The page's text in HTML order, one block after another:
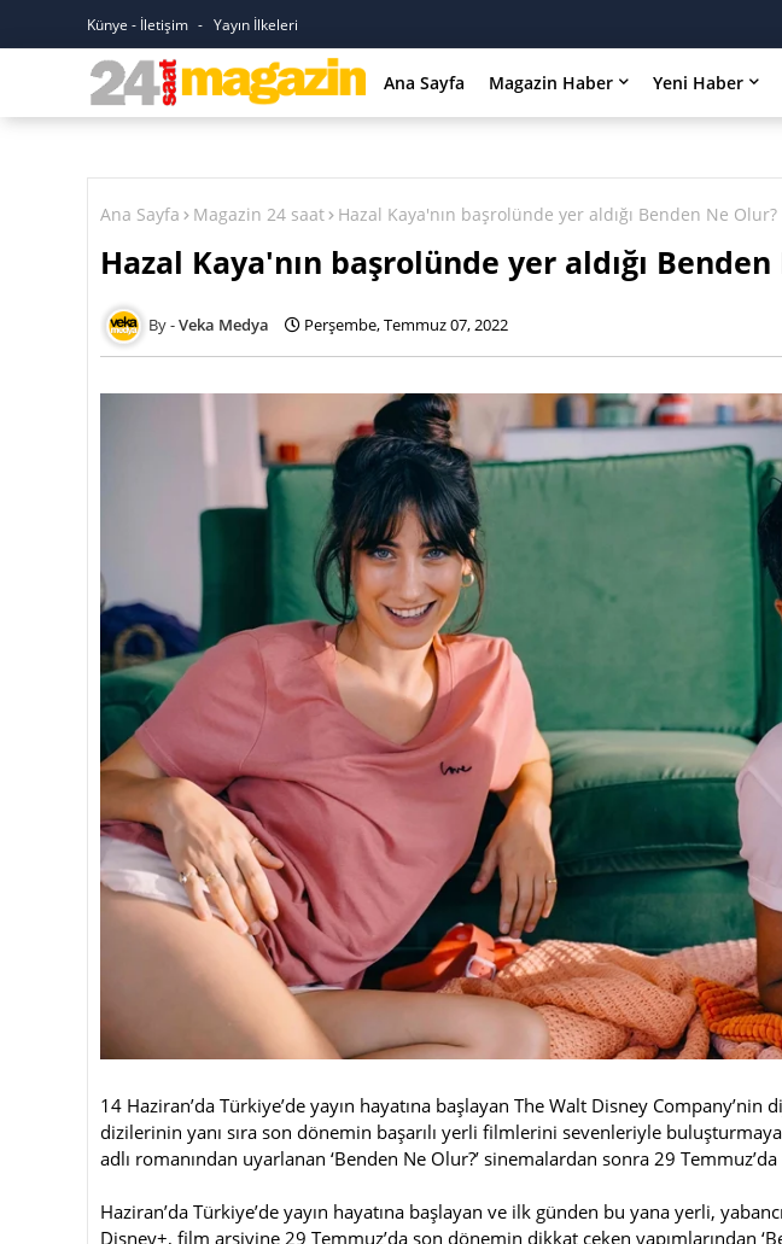
Künye - İletişim Yayın İlkeleri
Ana Sayfa Magazin Haber Yeni Haber
Ana Sayfa Magazin 24 saat Hazal Kaya'nın başrolünde yer aldığı Benden Ne Olur?
Hazal Kaya'nın başrolünde yer aldığı
Veka Medya Perşembe, Temmuz 07, 2022
14 Haziran’da Türkiye’de yayın hayatına başlayan The Walt Disney
dizilerinin yanı sıra son dönemin başarılı yerli filmlerini sevenleriyle buluşturmaya
adlı romanından uyarlanan ‘Benden Ne Olur?’ sinemalardan sonra 29
Haziran’da Türkiye’de yayın hayatına başlayan ve ilk günden bu yana yerli,
Disney+, film arşivine 29 Temmuz’da son dönemin dikkat çeken yapımlarından